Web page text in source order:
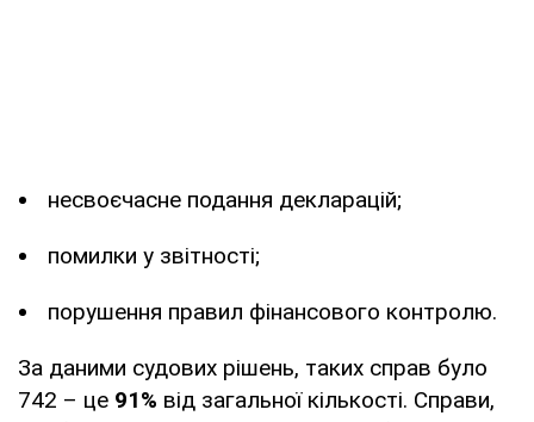
несвоєчасне подання декларацій;
помилки у звітності;
порушення правил фінансового контролю.
За даними судових рішень, таких справ було
742 – це 91% від загальної кількості. Справи,